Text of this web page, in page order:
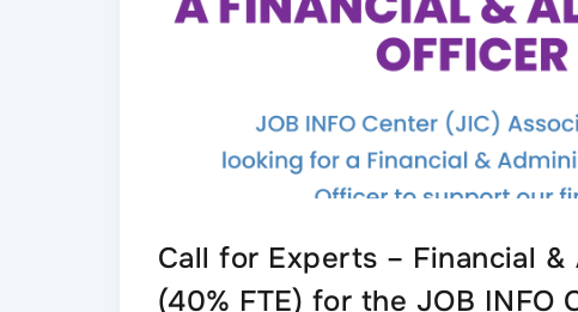
Call for Experts – Financial
(40% FTE) for the JOB INFO